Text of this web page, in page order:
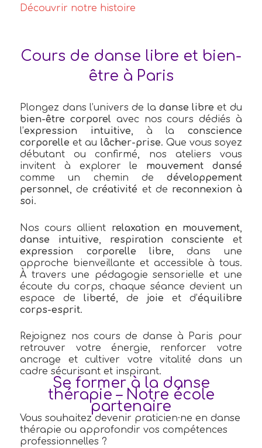
Découvrir notre histoire
Cours de danse libre et bien-
être à Paris
Plongez dans l’univers de la danse libre et du
bien-être corporel avec nos cours dédiés à
l’expression intuitive, à la conscience
corporelle et au lâcher-prise. Que vous soyez
débutant ou confirmé, nos ateliers vous
invitent à explorer le mouvement dansé
comme un chemin de développement
personnel, decréativité et de reconnexion à
soi.
Nos cours allient relaxation en mouvement,
danse intuitive, respiration consciente et
expression corporelle libre, dans une
approche bienveillante et accessible à tous.
À travers une pédagogie sensorielle et une
écoute du corps, chaque séance devient un
espace deliberté, de joie et d’équilibre
corps-esprit.
Rejoignez nos cours de danse à Paris pour
retrouver votre énergie, renforcer votre
ancrage et cultiver votre vitalité dans un
cadre sécurisant et inspirant.
Se former à la danse
thérapie – Notre école
partenaire
Vous souhaitez devenir praticien·ne en danse
thérapie ou approfondir vos compétences
professionnelles ?